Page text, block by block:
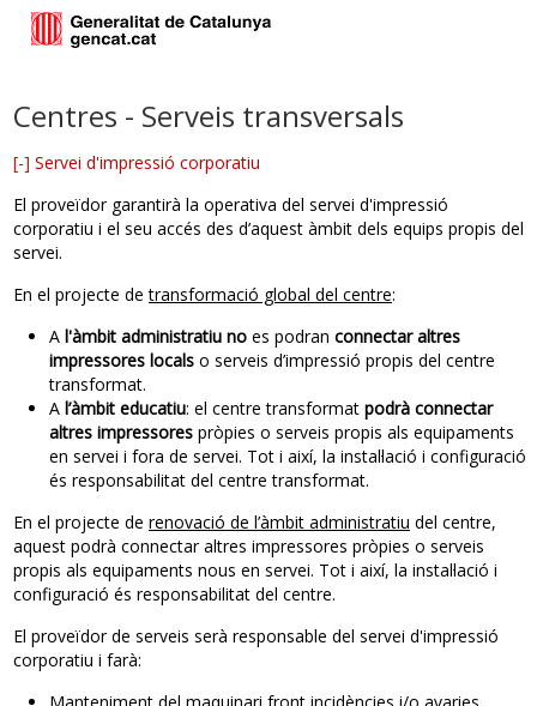
Centres - Serveis transversals
[-] Servei d'impressió corporatiu
El proveïdor garantirà la operativa del servei d'impressió
corporatiu i el seu accés des d’aquest àmbit dels equips propis del
servei.
En el projecte detransformació global del centre:
A l'àmbit administratiu no es podran connectar altres
impressores locals o serveis d’impressió propis del centre
transformat.
A l’àmbit educatiu: el centre transformat podrà connectar
altres impressores pròpies o serveis propis als equipaments
en servei i fora de servei. Tot i així, la instal·lació i configuració
és responsabilitat del centre transformat.
En el projecte de renovació de l’àmbit administratiu del centre,
aquest podrà connectar altres impressores pròpies o serveis
propis als equipaments nous en servei. Tot i així, la instal·lació i
configuració és responsabilitat del centre.
El proveïdor de serveis serà responsable del servei d'impressió
corporatiu i farà: